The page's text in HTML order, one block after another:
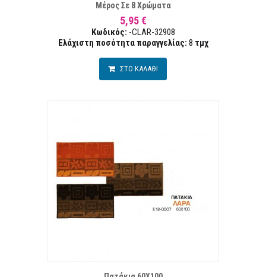
Μέρος Σε 8 Χρώματα
5,95 €
Κωδικός: -CLAR-32908
Ελάχιστη ποσότητα παραγγελίας: 8 τμχ
ΣΤΟ ΚΑΛΑΘΙ